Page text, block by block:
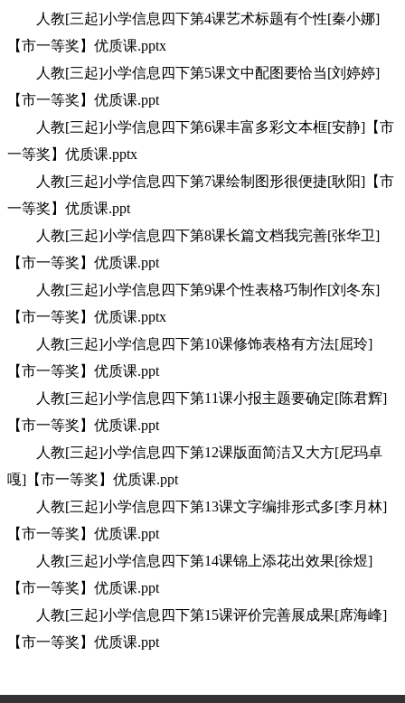
人教[三起]小学信息四下第4课艺术标题有个性[秦小娜]
【市一等奖】优质课.pptx
人教[三起]小学信息四下第5课文中配图要恰当[刘婷婷]
【市一等奖】优质课.ppt
人教[三起]小学信息四下第6课丰富多彩文本框[安静]【市
一等奖】优质课.pptx
人教[三起]小学信息四下第7课绘制图形很便捷[耿阳]【市
一等奖】优质课.ppt
人教[三起]小学信息四下第8课长篇文档我完善[张华卫]
【市一等奖】优质课.ppt
人教[三起]小学信息四下第9课个性表格巧制作[刘冬东]
【市一等奖】优质课.pptx
人教[三起]小学信息四下第10课修饰表格有方法[屈玲]
【市一等奖】优质课.ppt
人教[三起]小学信息四下第11课小报主题要确定[陈君辉]
【市一等奖】优质课.ppt
人教[三起]小学信息四下第12课版面简洁又大方[尼玛卓
嘎]【市一等奖】优质课.ppt
人教[三起]小学信息四下第13课文字编排形式多[李月林]
【市一等奖】优质课.ppt
人教[三起]小学信息四下第14课锦上添花出效果[徐煜]
【市一等奖】优质课.ppt
人教[三起]小学信息四下第15课评价完善展成果[席海峰]
【市一等奖】优质课.ppt